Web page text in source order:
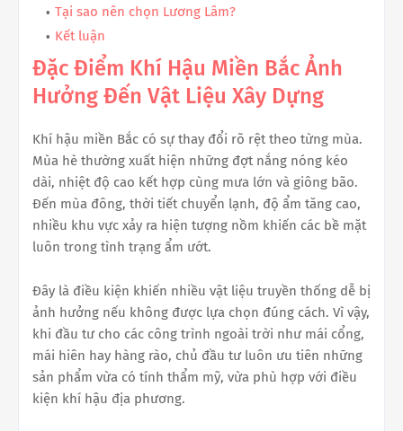
Tại sao nên chọn Lương Lâm?
Kết luận
Đặc Điểm Khí Hậu Miền Bắc Ảnh
Hưởng Đến Vật Liệu Xây Dựng
Khí hậu miền Bắc có sự thay đổi rõ rệt theo từng mùa.
Mùa hè thường xuất hiện những đợt nắng nóng kéo
dài, nhiệt độ cao kết hợp cùng mưa lớn và giông bão.
Đến mùa đông, thời tiết chuyển lạnh, độ ẩm tăng cao,
nhiều khu vực xảy ra hiện tượng nồm khiến các bề mặt
luôn trong tình trạng ẩm ướt.
Đây là điều kiện khiến nhiều vật liệu truyền thống dễ bị
ảnh hưởng nếu không được lựa chọn đúng cách. Vì vậy,
khi đầu tư cho các công trình ngoài trời như mái cổng,
mái hiên hay hàng rào, chủ đầu tư luôn ưu tiên những
sản phẩm vừa có tính thẩm mỹ, vừa phù hợp với điều
kiện khí hậu địa phương.